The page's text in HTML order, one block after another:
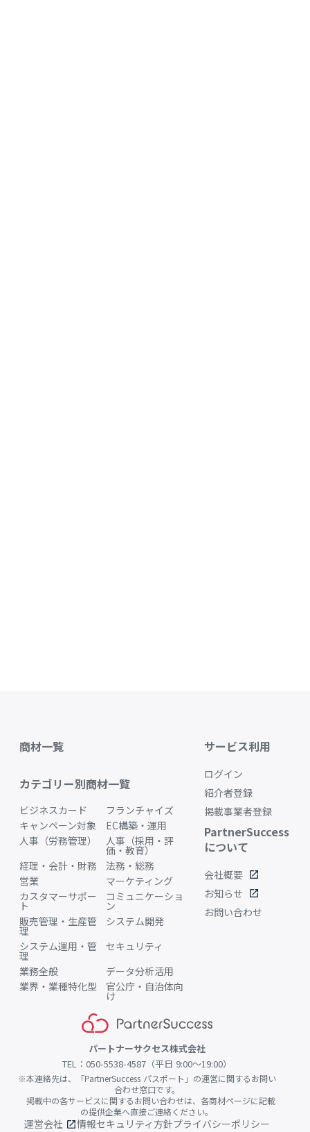
商材一覧
カテゴリー別商材一覧
ビジネスカード
フランチャイズ
キャンペーン対象
EC構築・運用
人事（労務管理）
人事（採用・評
価・教育）
経理・会計・財務
法務・総務
営業
マーケティング
カスタマーサポー
ト
コミュニケーショ
ン
販売管理・生産管
理
システム開発
システム運用・管
理
セキュリティ
業務全般
データ分析活用
業界・業種特化型
官公庁・自治体向
け
サービス利用
ログイン
紹介者登録
掲載事業者登録
PartnerSuccess
について
会社概要 open_in_new
お知らせ open_in_new
お問い合わせ
パートナーサクセス株式会社
TEL：050-5538-4587（平日 9:00〜19:00）
※本連絡先は、「PartnerSuccess パスポート」の運営に関するお問い
合わせ窓口です。
掲載中の各サービスに関するお問い合わせは、各商材ページに記載
の提供企業へ直接ご連絡ください。
運営会社 open_in_new情報セキュリティ方針プライバシーポリシー